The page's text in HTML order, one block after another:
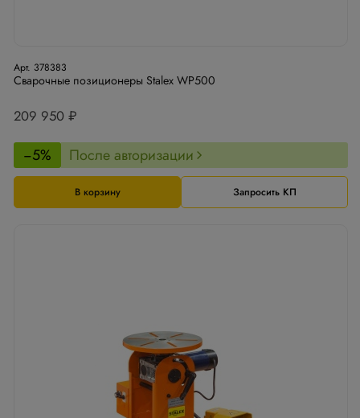
Арт. 378383
Сварочные позиционеры Stalex WP500
209 950 ₽
−5% После авторизации
В корзину Запросить КП